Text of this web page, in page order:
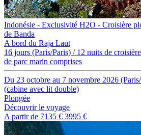
Indonésie - Exclusivité H2O - Croisière
de Banda
A bord du Raja Laut
16 jours (Paris/Paris) / 12 nuits de
de parc marin comprises
Du 23 octobre au 7 novembre 2026
(cabine avec lit double)
Plongée
Découvrir le voyage
A partir de 7135 € 3995 €